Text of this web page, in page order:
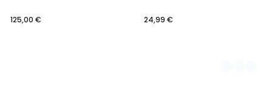
125,00 € 24,99 €